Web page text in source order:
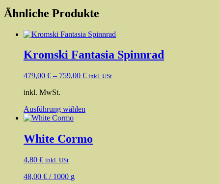
Ähnliche Produkte
Kromski Fantasia Spinnrad
479,00 € – 759,00 € inkl. USt
inkl. MwSt.
Ausführung wählen
Varianten
White Cormo
4,80 € inkl. USt
48,00 € / 1000 g